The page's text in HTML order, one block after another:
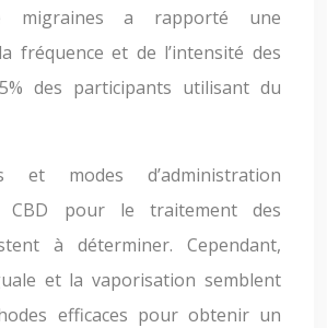
migraines a rapporté une
fréquence et de l’intensité des
des participants utilisant du
et modes d’administration
CBD pour le traitement des
à déterminer. Cependant,
et la vaporisation semblent
efficaces pour obtenir un